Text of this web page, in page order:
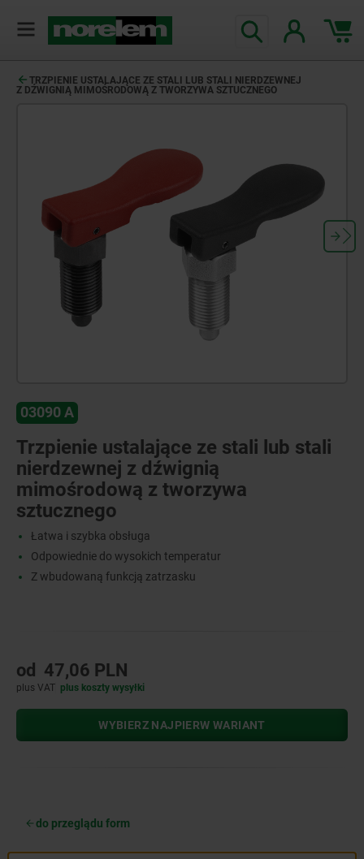
TRZPIENIE USTALAJĄCE ZE STALI LUB STALI NIERDZEWNEJ
Z DŹWIGNIĄ MIMOŚRODOWĄ Z TWORZYWA SZTUCZNEGO
03090 A
Trzpienie ustalające ze stali lub stali
nierdzewnej z dźwignią
mimośrodową z tworzywa
sztucznego
Łatwa i szybka obsługa
Odpowiednie do wysokich temperatur
Z wbudowaną funkcją zatrzasku
od 47,06 PLN
plus VAT plus koszty wysyłki
WYBIERZ NAJPIERW WARIANT
do przeglądu form